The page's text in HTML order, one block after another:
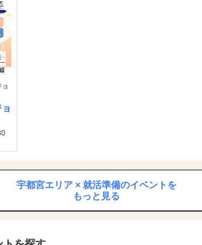
宇都宮エリア × 就活準備のイベントを
もっと見る